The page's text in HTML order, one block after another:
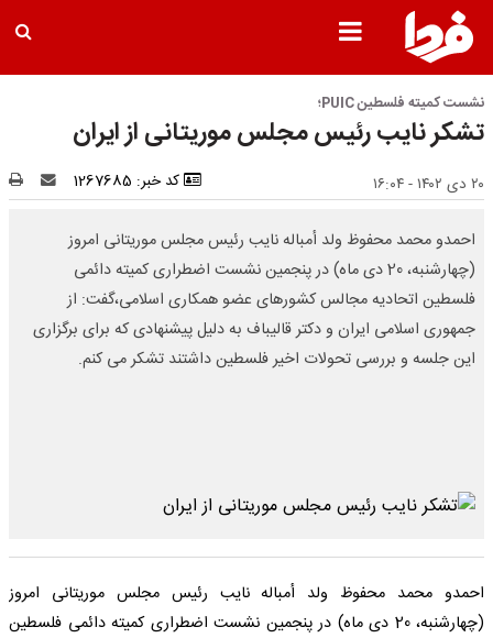
نشست کمیته فلسطین PUIC؛
تشکر نایب رئیس مجلس موریتانی از ایران
۲۰ دی ۱۴۰۲ - ۱۶:۰۴ کد خبر: 1267685
احمدو محمد محفوظ ولد أمباله نایب رئیس مجلس موریتانی امروز
(چهارشنبه، 20 دی ماه) در پنجمین نشست اضطراری کمیته دائمی
فلسطین اتحادیه مجالس کشورهای عضو همکاری اسلامی،گفت: از
جمهوری اسلامی ایران و دکتر قالیباف به دلیل پیشنهادی که برای برگزاری
این جلسه و بررسی تحولات اخیر فلسطین داشتند تشکر می کنم.
احمدو محمد محفوظ ولد أمباله نایب رئیس مجلس موریتانی امروز
(چهارشنبه، 20 دی ماه) در پنجمین نشست اضطراری کمیته دائمی فلسطین